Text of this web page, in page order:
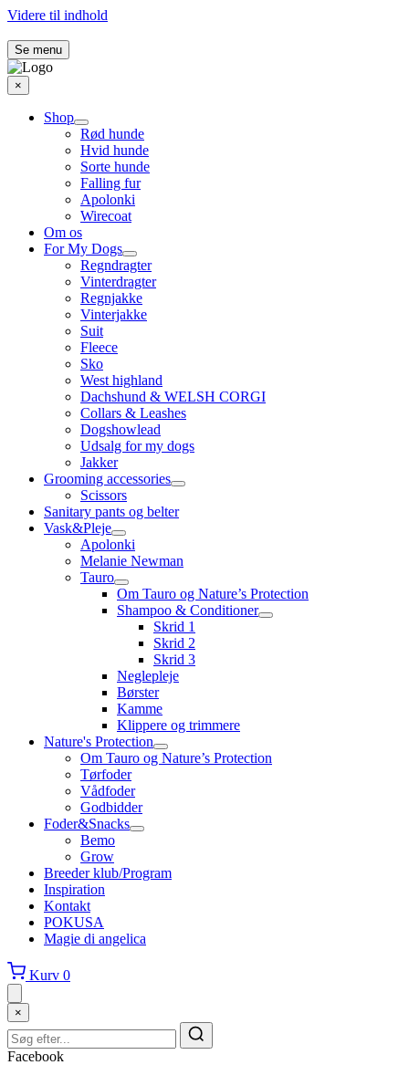
Videre til indhold
Se menu
×
Shop
Rød hunde
Hvid hunde
Sorte hunde
Falling fur
Apolonki
Wirecoat
Om os
For My Dogs
Regndragter
Vinterdragter
Regnjakke
Vinterjakke
Suit
Fleece
Sko
West highland
Dachshund & WELSH CORGI
Collars & Leashes
Dogshowlead
Udsalg for my dogs
Jakker
Grooming accessories
Scissors
Sanitary pants og belter
Vask&Pleje
Apolonki
Melanie Newman
Tauro
Om Tauro og Nature’s Protection
Shampoo & Conditioner
Skrid 1
Skrid 2
Skrid 3
Neglepleje
Børster
Kamme
Klippere og trimmere
Nature's Protection
Om Tauro og Nature’s Protection
Tørfoder
Vådfoder
Godbidder
Foder&Snacks
Bemo
Grow
Breeder klub/Program
Inspiration
Kontakt
POKUSA
Magie di angelica
Kurv 0
×
Facebook